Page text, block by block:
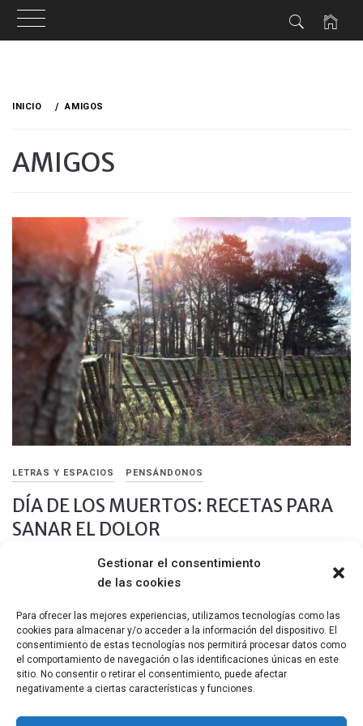
Gestionar el consentimiento
de las cookies
Para ofrecer las mejores experiencias, utilizamos tecnologías como las
cookies para almacenar y/o acceder a la información del dispositivo. El
consentimiento de estas tecnologías nos permitirá procesar datos como
el comportamiento de navegación o las identificaciones únicas en este
sitio. No consentir o retirar el consentimiento, puede afectar
negativamente a ciertas características y funciones.
INICIO AMIGOS
AMIGOS
LETRAS Y ESPACIOS PENSÁNDONOS
DÍA DE LOS MUERTOS: RECETAS PARA
SANAR EL DOLOR
1 NOVIEMBRE, 2024
a sabiendas de que siguen vibrando dentro nuestro.
Compartir